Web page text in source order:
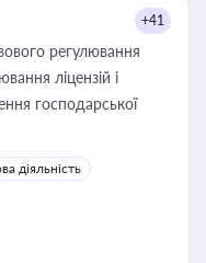
+41
регулювання
ліцензій і
господарської
діяльність